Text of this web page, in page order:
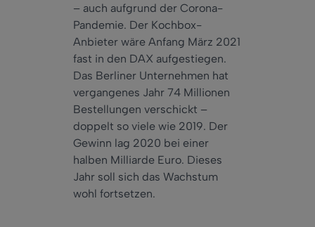
– auch aufgrund der Corona-
Pandemie. Der Kochbox-
Anbieter wäre Anfang März 2021
fast in den DAX aufgestiegen.
Das Berliner Unternehmen hat
vergangenes Jahr 74 Millionen
Bestellungen verschickt –
doppelt so viele wie 2019. Der
Gewinn lag 2020 bei einer
halben Milliarde Euro. Dieses
Jahr soll sich das Wachstum
wohl fortsetzen.